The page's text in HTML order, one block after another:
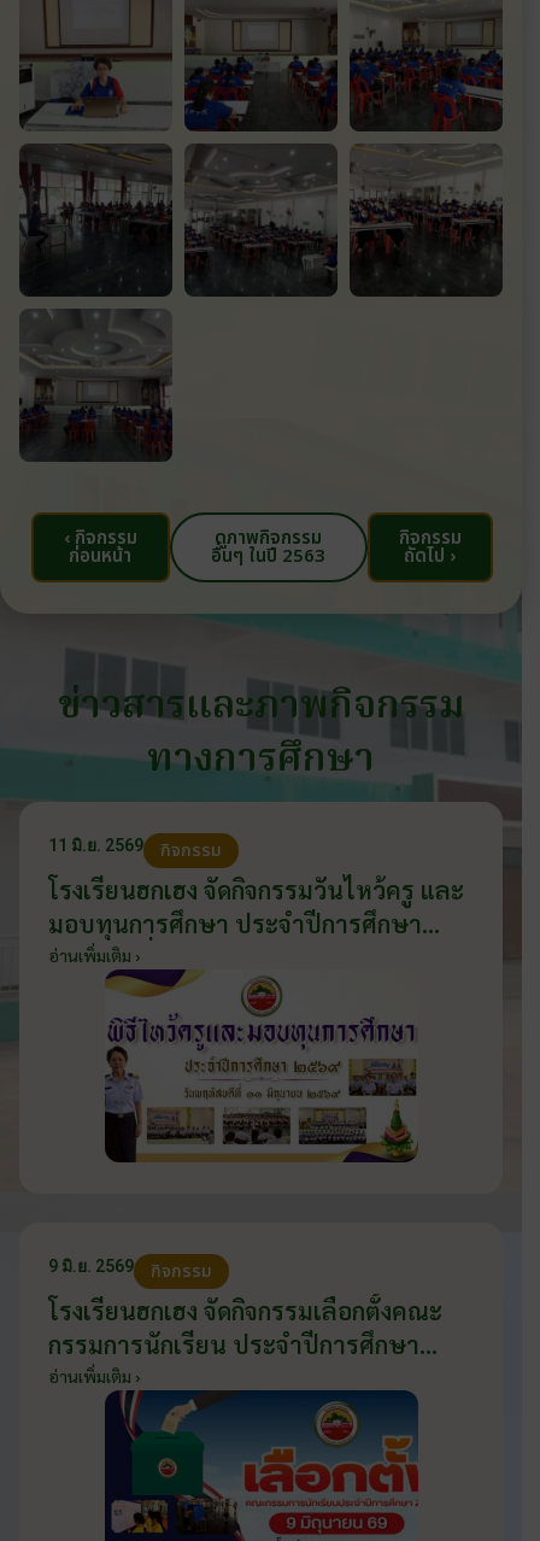
‹ กิจกรรม
ก่อนหน้า
ดูภาพกิจกรรม
อื่นๆ ในปี 2563
กิจกรรม
ถัดไป ›
ข่าวสารและภาพกิจกรรม
ทางการศึกษา
11 มิ.ย. 2569 กิจกรรม
โรงเรียนฮกเฮง จัดกิจกรรมวันไหว้ครู และ
มอบทุนการศึกษา ประจำปีการศึกษา
2569 วันที่ 11 มิถุนายน 2569
อ่านเพิ่มเติม ›
9 มิ.ย. 2569 กิจกรรม
โรงเรียนฮกเฮง จัดกิจกรรมเลือกตั้งคณะ
กรรมการนักเรียน ประจำปีการศึกษา
2569 ส่งเสริมประชาธิปไตยในโรงเรียน
วันที่ 9 มิถุนายน 2569
อ่านเพิ่มเติม ›